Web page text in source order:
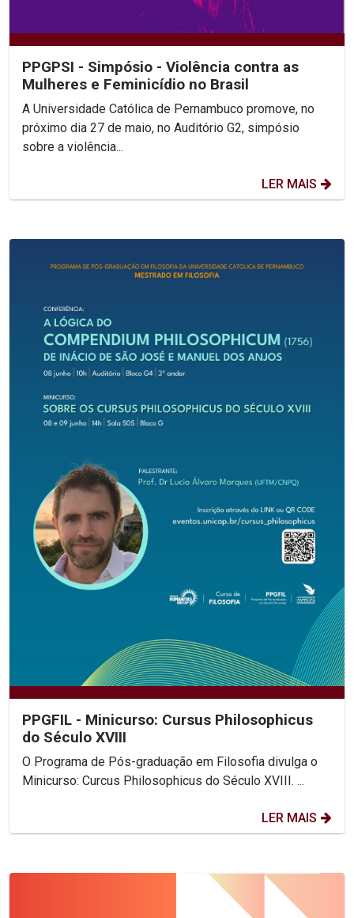
PPGPSI - Simpósio - Violência contra as
Mulheres e Feminicídio no Brasil
A Universidade Católica de Pernambuco promove, no
próximo dia 27 de maio, no Auditório G2, simpósio
sobre a violência...
LER MAIS
PPGFIL - Minicurso: Cursus Philosophicus
do Século XVIII
O Programa de Pós-graduação em Filosofia divulga o
Minicurso: Curcus Philosophicus do Século XVIII. ...
LER MAIS